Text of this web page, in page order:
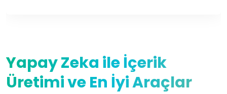
Yapay Zeka ile İçerik
Üretimi ve En İyi Araçlar